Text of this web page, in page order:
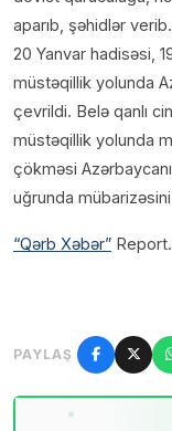
aparıb, şəhidlər
20 Yanvar hadisəsi,
müstəqillik yolunda
çevrildi. Belə qanlı
müstəqillik yolunda
çökməsi
uğrunda
“Qərb Xəbər”
PAYLAŞ